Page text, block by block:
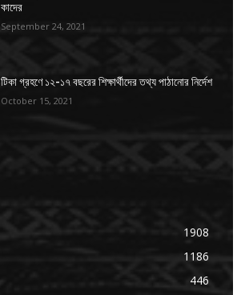
কাদের
September 24, 2021
টিকা গ্রহণে ১২-১৭ বছরের শিক্ষার্থীদের তথ্য পাঠানোর নির্দেশ
October 15, 2021
1908
1186
446